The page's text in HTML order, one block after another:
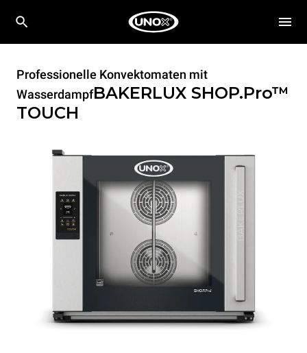
Professionelle Konvektomaten mit
WasserdampfBAKERLUX SHOP.Pro™
TOUCH